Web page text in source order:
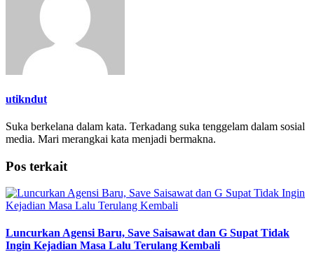
utikndut
Suka berkelana dalam kata. Terkadang suka tenggelam dalam sosial
media. Mari merangkai kata menjadi bermakna.
Pos terkait
Luncurkan Agensi Baru, Save Saisawat dan G Supat Tidak
Ingin Kejadian Masa Lalu Terulang Kembali